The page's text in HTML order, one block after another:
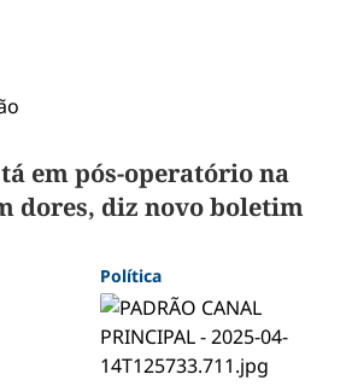
em pós-operatório na
dores, diz novo boletim
Política